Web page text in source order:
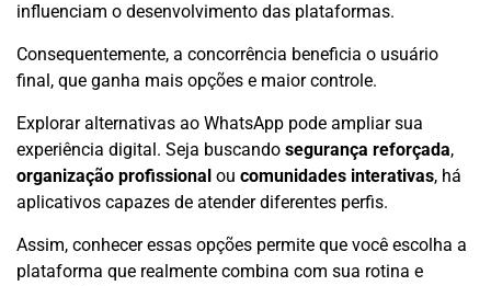
influenciam o desenvolvimento das plataformas.
Consequentemente, a concorrência beneficia o usuário
final, que ganha mais opções e maior controle.
Explorar alternativas ao WhatsApp pode ampliar sua
experiência digital. Seja buscando segurança reforçada,
organização profissional ou comunidades interativas, há
aplicativos capazes de atender diferentes perfis.
Assim, conhecer essas opções permite que você escolha a
plataforma que realmente combina com sua rotina e